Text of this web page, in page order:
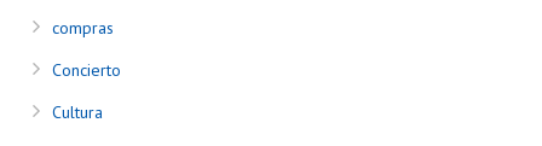
compras
Concierto
Cultura